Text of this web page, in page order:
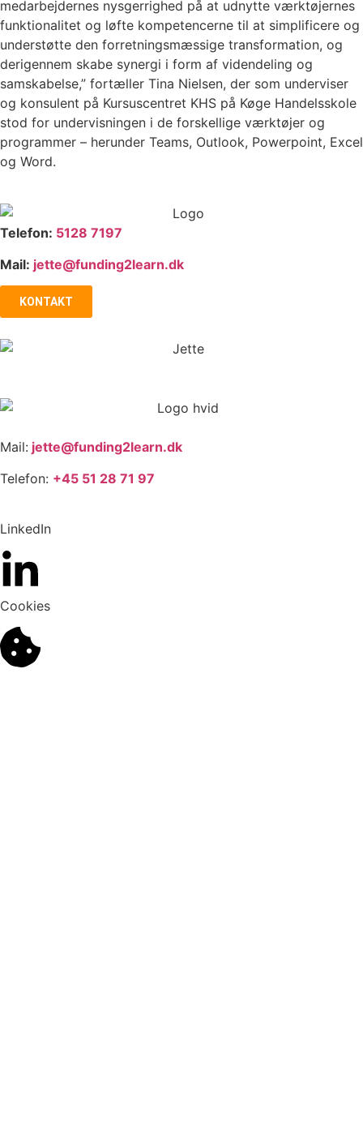
medarbejdernes nysgerrighed på at udnytte værktøjernes
funktionalitet og løfte kompetencerne til at simplificere og
understøtte den forretningsmæssige transformation, og
derigennem skabe synergi i form af videndeling og
samskabelse,” fortæller Tina Nielsen, der som underviser
og konsulent på Kursuscentret KHS på Køge Handelsskole
stod for undervisningen i de forskellige værktøjer og
programmer – herunder Teams, Outlook, Powerpoint, Excel
og Word.
Telefon: 5128 7197
Mail: jette@funding2learn.dk
KONTAKT
Mail: jette@funding2learn.dk
Telefon: +45 51 28 71 97
LinkedIn
Cookies